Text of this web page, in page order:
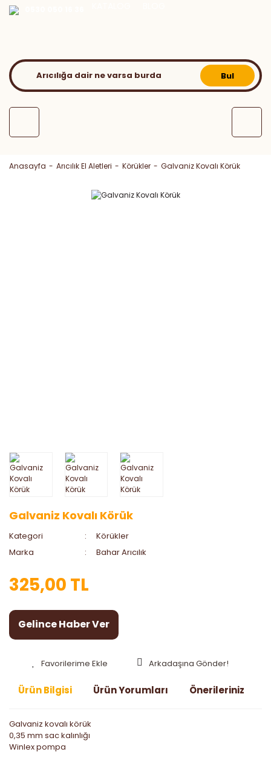
Bul
Anasayfa Arıcılık El Aletleri Körükler Galvaniz Kovalı Körük
Galvaniz Kovalı Körük
Kategori
Körükler
Marka
Bahar Arıcılık
325,00 TL
Gelince Haber Ver
Arkadaşına Gönder!
Ürün Bilgisi Ürün Yorumları Önerileriniz
Galvaniz kovalı körük
0,35 mm sac kalınlığı
Winlex pompa